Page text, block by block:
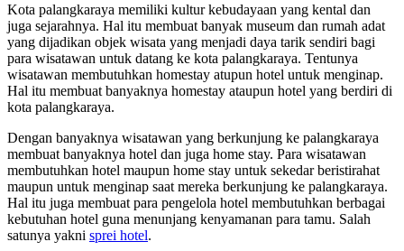
Kota palangkaraya memiliki kultur kebudayaan yang kental dan
juga sejarahnya. Hal itu membuat banyak museum dan rumah adat
yang dijadikan objek wisata yang menjadi daya tarik sendiri bagi
para wisatawan untuk datang ke kota palangkaraya. Tentunya
wisatawan membutuhkan homestay atupun hotel untuk menginap.
Hal itu membuat banyaknya homestay ataupun hotel yang berdiri di
kota palangkaraya.
Dengan banyaknya wisatawan yang berkunjung ke palangkaraya
membuat banyaknya hotel dan juga home stay. Para wisatawan
membutuhkan hotel maupun home stay untuk sekedar beristirahat
maupun untuk menginap saat mereka berkunjung ke palangkaraya.
Hal itu juga membuat para pengelola hotel membutuhkan berbagai
kebutuhan hotel guna menunjang kenyamanan para tamu. Salah
satunya yakni sprei hotel.